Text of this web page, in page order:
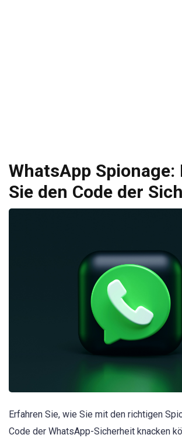
WhatsApp Spionage:
Sie den Code der
Erfahren Sie, wie Sie mit den richtigen
Code der WhatsApp-Sicherheit knacken